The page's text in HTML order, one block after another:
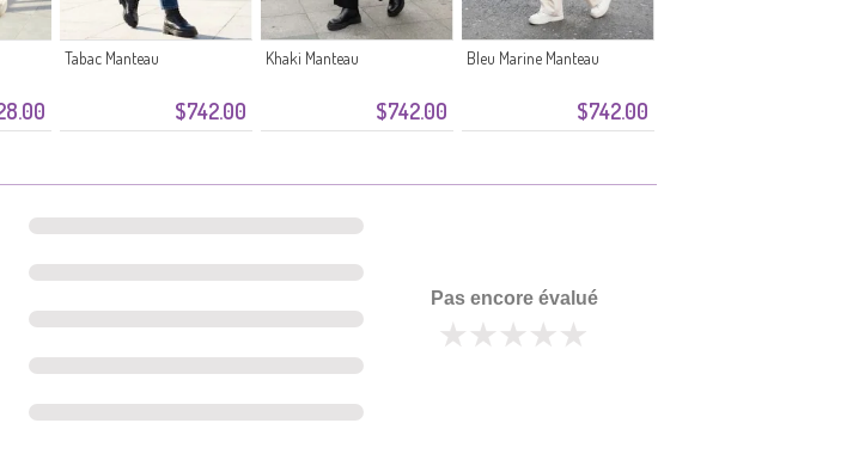
$742.00
Tabac Manteau
$742.00
Khaki Manteau
$742.00
Bleu Marine Manteau
Pas encore évalué